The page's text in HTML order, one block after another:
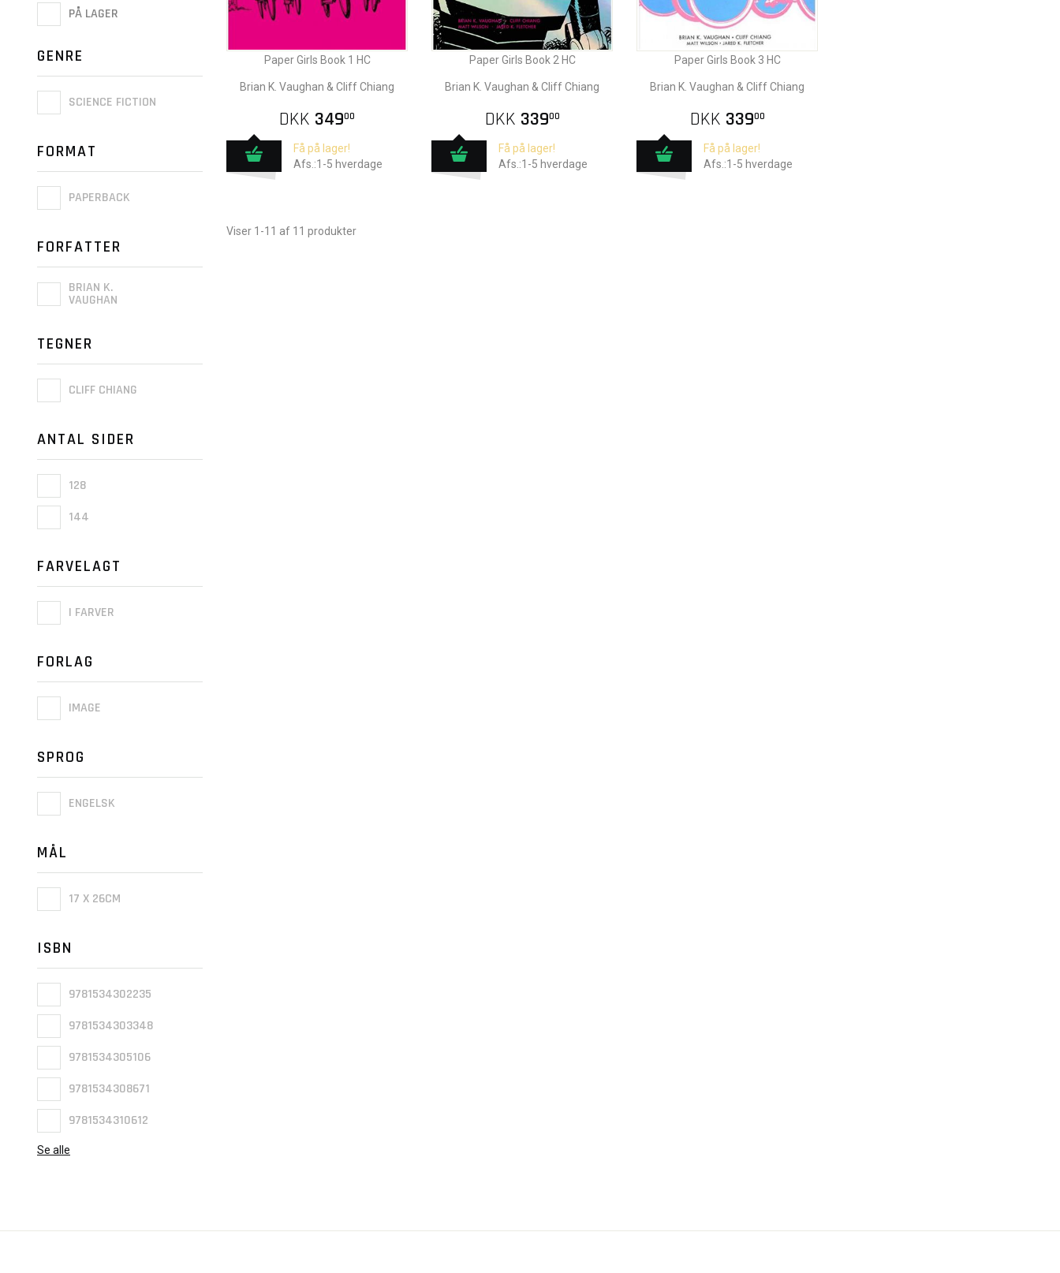
PÅ LAGER
GENRE
SCIENCE FICTION
FORMAT
PAPERBACK
FORFATTER
BRIAN K.
VAUGHAN
TEGNER
CLIFF CHIANG
ANTAL SIDER
128
144
FARVELAGT
I FARVER
FORLAG
IMAGE
SPROG
ENGELSK
MÅL
17 X 26CM
ISBN
9781534302235
9781534303348
9781534305106
9781534308671
9781534310612
Se alle
Paper Girls Book 1 HC
Brian K. Vaughan & Cliff Chiang
DKK 34900
Få på lager!
Afs.:1-5 hverdage
Paper Girls Book 2 HC
Brian K. Vaughan & Cliff Chiang
DKK 33900
Få på lager!
Afs.:1-5 hverdage
Paper Girls Book 3 HC
Brian K. Vaughan & Cliff Chiang
DKK 33900
Få på lager!
Afs.:1-5 hverdage
Viser 1-11 af 11 produkter